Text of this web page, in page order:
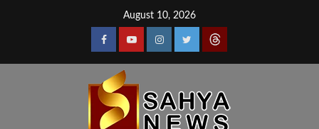
August 10, 2026